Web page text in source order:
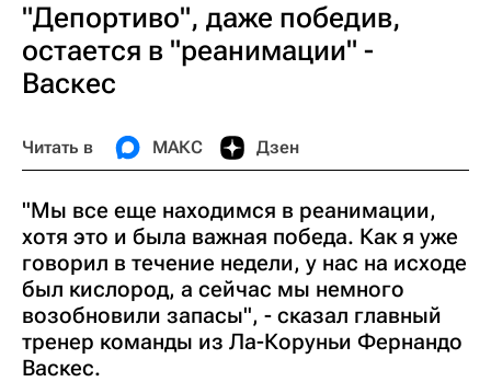
"Депортиво", даже победив,
остается в "реанимации" -
Васкес
Читать в МАКС Дзен
"Мы все еще находимся в реанимации,
хотя это и была важная победа. Как я уже
говорил в течение недели, у нас на исходе
был кислород, а сейчас мы немного
возобновили запасы", - сказал главный
тренер команды из Ла-Коруньи Фернандо
Васкес.